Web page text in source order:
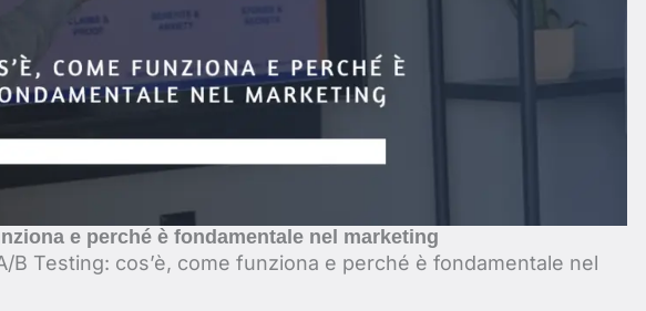
e perché è fondamentale nel marketing
B Testing: cos’è, come funziona e perché è fondamentale nel